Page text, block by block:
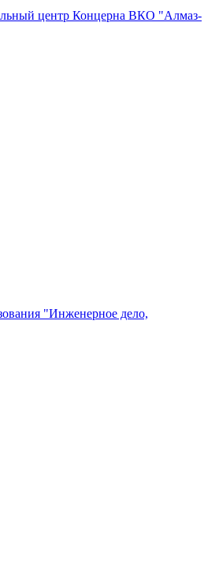
центр Концерна ВКО "Алмаз-
"Инженерное дело,